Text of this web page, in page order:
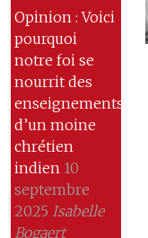
Opinion : Voici
pourquoi
notre foi se
nourrit des
enseignements
d’un moine
chrétien
indien 10
septembre
2025 Isabelle
Bogaert